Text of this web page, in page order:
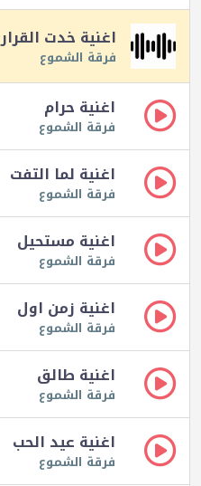
اغنية خدت القرار
فرقة الشموع
اغنية حرام
فرقة الشموع
اغنية لما التفت
فرقة الشموع
اغنية مستحيل
فرقة الشموع
اغنية زمن اول
فرقة الشموع
اغنية طالق
فرقة الشموع
اغنية عيد الحب
فرقة الشموع